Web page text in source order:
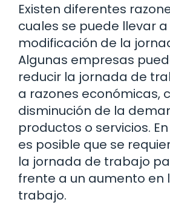
Existen diferentes
cuales se puede llevar
modificación de la
Algunas empresas
reducir la jornada de
a razones económicas,
disminución de la
productos o servicios.
es posible que se
la jornada de trabajo
frente a un aumento en
trabajo.